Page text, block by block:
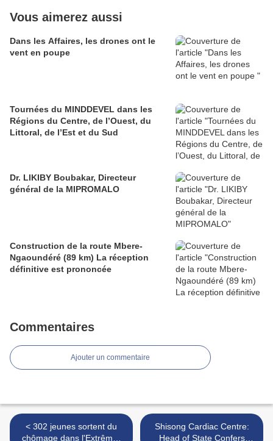
Vous aimerez aussi
Dans les Affaires, les drones ont le
vent en poupe
Tournées du MINDDEVEL dans les
Régions du Centre, de l’Ouest, du
Littoral, de l’Est et du Sud
Dr. LIKIBY Boubakar, Directeur
général de la MIPROMALO
Construction de la route Mbere-
Ngaoundéré (89 km) La réception
définitive est prononcée
Commentaires
Ajouter un commentaire
< 302 jeunes sortent du
chômage dans l'Extrême-
Shisong Cardiac Centre:
Head of State Confers